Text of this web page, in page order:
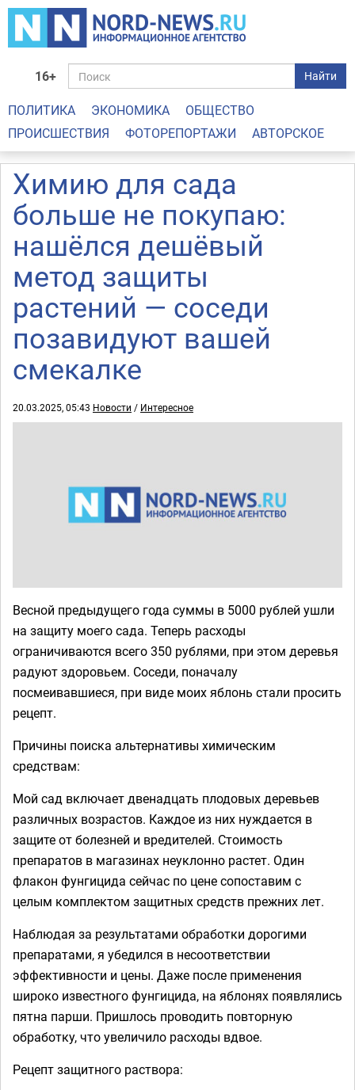
16+ Найти
ПОЛИТИКА ЭКОНОМИКА
ОБЩЕСТВО
ПРОИСШЕСТВИЯ
ФОТОРЕПОРТАЖИ АВТОРСКОЕ
Химию для сада
больше не покупаю:
нашёлся дешёвый
метод защиты
растений — соседи
позавидуют вашей
смекалке
20.03.2025, 05:43 Новости / Интересное
Весной предыдущего года суммы в 5000 рублей ушли
на защиту моего сада. Теперь расходы
ограничиваются всего 350 рублями, при этом деревья
радуют здоровьем. Соседи, поначалу
посмеивавшиеся, при виде моих яблонь стали просить
рецепт.
Причины поиска альтернативы химическим
средствам:
Мой сад включает двенадцать плодовых деревьев
различных возрастов. Каждое из них нуждается в
защите от болезней и вредителей. Стоимость
препаратов в магазинах неуклонно растет. Один
флакон фунгицида сейчас по цене сопоставим с
целым комплектом защитных средств прежних лет.
Наблюдая за результатами обработки дорогими
препаратами, я убедился в несоответствии
эффективности и цены. Даже после применения
широко известного фунгицида, на яблонях появлялись
пятна парши. Пришлось проводить повторную
обработку, что увеличило расходы вдвое.
Рецепт защитного раствора: